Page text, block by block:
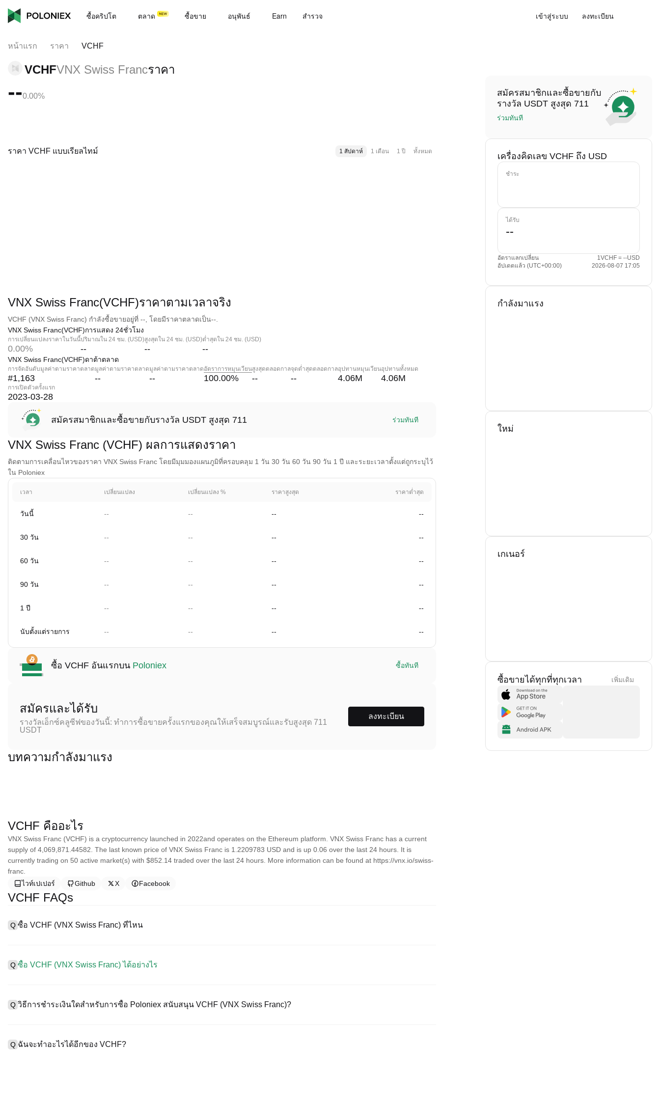
ซื้อคริปโต ตลาด ซื้อขาย อนุพันธ์ Earn สํารวจ เข้าสู่ระบบ ลงทะเบียน
หน้าแรก ราคา VCHF
VCHFVNX Swiss Francราคา
--0.00%
ราคา VCHF แบบเรียลไทม์ 1 สัปดาห์ 1 เดือน 1 ปี ทั้งหมด
VNX Swiss Franc(VCHF)ราคาตามเวลาจริง
VCHF (VNX Swiss Franc) กำลังซื้อขายอยู่ที่ --, โดยมีราคาตลาดเป็น--.
VNX Swiss Franc(VCHF)การแสดง 24ชั่วโมง
การเปลี่ยนแปลงราคาในวันนี้
0.00%
ปริมาณใน 24 ชม. (USD)
--
สูงสุดใน 24 ชม. (USD)
--
ต่ำสุดใน 24 ชม. (USD)
--
VNX Swiss Franc(VCHF)ดาต้าตลาด
การจัดอันดับมูลค่าตามราคาตลาด
#1,163
มูลค่าตามราคาตลาด
--
มูลค่าตามราคาตลาด
--
อัตราการหมุนเวียน
100.00%
สูงสุดตลอดกาล
--
จุดต่ำสุดตลอดกาล
--
อุปทานหมุนเวียน
4.06M
อุปทานทั้งหมด
4.06M
การเปิดตัวครั้งแรก
2023-03-28
สมัครสมาชิกและซื้อขายกับรางวัล USDT สูงสุด 711 ร่วมทันที
VNX Swiss Franc (VCHF) ผลการแสดงราคา
ติดตามการเคลื่อนไหวของราคา VNX Swiss Franc โดยมีมุมมองแผนภูมิที่ครอบคลุม 1 วัน 30 วัน 60 วัน 90 วัน 1 ปี และระยะเวลาตั้งแต่ถูกระบุไว้
ใน Poloniex
เวลา เปลี่ยนแปลง เปลี่ยนแปลง % ราคาสูงสุด ราคาต่ำสุด
วันนี้ -- -- -- --
30 วัน -- -- -- --
60 วัน -- -- -- --
90 วัน -- -- -- --
1 ปี -- -- -- --
นับตั้งแต่รายการ -- -- -- --
ซื้อ VCHF อันแรกบน Poloniex ซื้อทันที
สมัครและได้รับ
รางวัลเอ็กซ์คลูซีฟของวันนี้: ทำการซื้อขายครั้งแรกของคุณให้เสร็จสมบูรณ์และรับสูงสุด 711
USDT
ลงทะเบียน
บทความกำลังมาแรง
VCHF คืออะไร
VNX Swiss Franc (VCHF) is a cryptocurrency launched in 2022and operates on the Ethereum platform. VNX Swiss Franc has a current
supply of 4,069,871.44582. The last known price of VNX Swiss Franc is 1.2209783 USD and is up 0.06 over the last 24 hours. It is
currently trading on 50 active market(s) with $852.14 traded over the last 24 hours. More information can be found at https://vnx.io/swiss-
franc.
ไวท์เปเปอร์
Github X Facebook
VCHF FAQs
Q ซื้อ VCHF (VNX Swiss Franc) ที่ไหน
อร์เฟซที่ใช้งานง่าย สภาพคล่องสูง และเครื่องมือการซื้อขายที่หลากหลายเพื่อลดความยุ่งยากในการซื้อขาย ยกตัวอย่างเช่น Poloniex สนับสนุน
การซื้อขายคริปโทเคอร์เรนซีที่หลากหลาย รวมทั้ง VCHF, และให้ค่าธรรมเนียมการซื้อขายที่แข่งขันได้
1. สร้างบัญชีและตรวจสอบ KYC ให้สมบูรณ์
2. ทุนในบัญชีของคุณด้วยเคอร์เรนซีเฟียตและคริปโทเคอร์เรนซี
Q ซื้อ VCHF (VNX Swiss Franc) ได้อย่างไร
Franc）น์และทรัพย์สินดิจิทัลคุณภาพสูงมากมาย
Q วิธีการชำระเงินใดสำหรับการซื้อ Poloniex สนับสนุน VCHF (VNX Swiss Franc)?
1) บัตรเครดิต/เดบิต (เช่น Visa และ Mastercard) เพื่อซื้อเหรียญเสถียร (เช่น USDT) ทันที
Q ฉันจะทำอะไรได้อีกของ VCHF?
สมัครสมาชิกและซื้อขายกับ
รางวัล USDT สูงสุด 711
ร่วมทันที
เครื่องคิดเลข VCHF ถึง USD
ชำระ
ได้รับ
อัตราแลกเปลี่ยน
1VCHF = --USD
อัปเดตแล้ว (UTC+00:00)
2026-08-07 17:05
กำลังมาแรง
ใหม่
เกเนอร์
ซื้อขายได้ทุกที่ทุกเวลา เพิ่มเดิม